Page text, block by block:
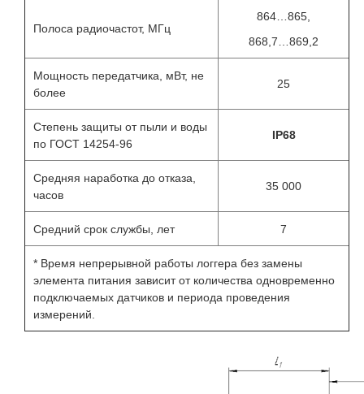
Полоса радиочастот, МГц
864…865,
868,7…869,2
Мощность передатчика, мВт, не
более
25
Степень защиты от пыли и воды
по ГОСТ 14254-96
IР68
Средняя наработка до отказа,
часов
35 000
Средний срок службы, лет 7
* Время непрерывной работы логгера без замены
элемента питания зависит от количества одновременно
подключаемых датчиков и периода проведения
измерений.